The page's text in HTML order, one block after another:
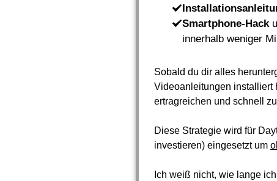
Smartphone-Hack
innerhalb weniger
Sobald du dir alles
Videoanleitungen installiert
ertragreichen und schnell
Diese Strategie wird für
investieren) eingesetzt um
Ich weiß nicht, wie lange